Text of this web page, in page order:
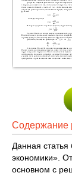
Содержание
Данная
экономики».
основном с